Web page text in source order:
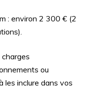
: environ 2 300 € (2
ou
les inclure dans vos